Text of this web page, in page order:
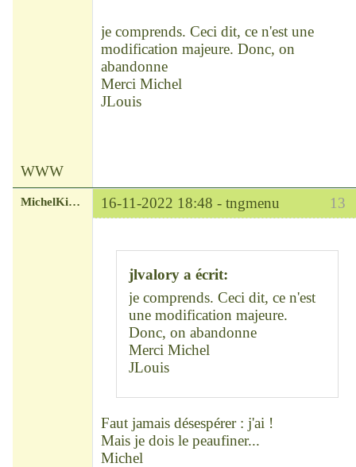
je comprends. Ceci dit, ce n'est une
modification majeure. Donc, on
abandonne
Merci Michel
JLouis
WWW
13
MichelKirsch 16-11-2022 18:48 - tngmenu
jlvalory a écrit:
je comprends. Ceci dit, ce n'est
une modification majeure.
Donc, on abandonne
Merci Michel
JLouis
Faut jamais désespérer : j'ai !
Mais je dois le peaufiner...
Michel